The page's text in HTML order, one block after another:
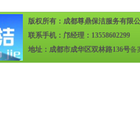
版权所有：成都尊鼎保洁服务有限
联系手机：邝经理：13558602299
地址：成都市成华区双林路136号备